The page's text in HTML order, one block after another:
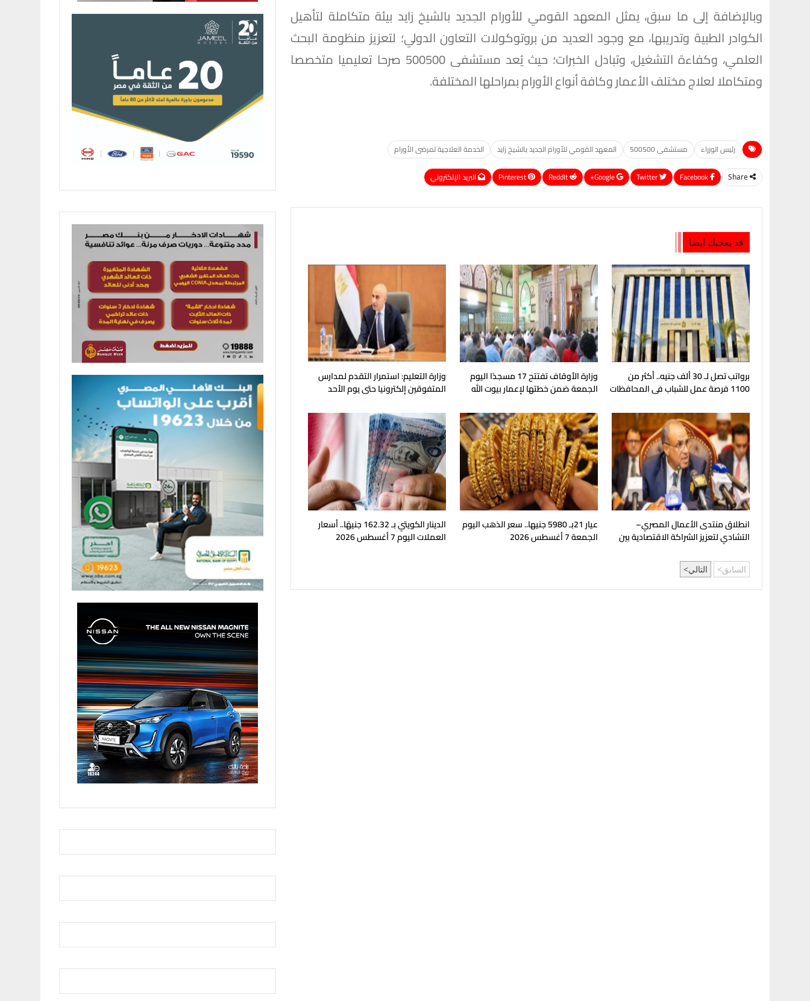
وبالإضافة إلى ما سبق، يمثل المعهد القومي للأورام الجديد بالشيخ زايد بيئة متكاملة لتأهيل
الكوادر الطبية وتدريبها، مع وجود العديد من بروتوكولات التعاون الدولي؛ لتعزيز منظومة البحث
العلمي، وكفاءة التشغيل، وتبادل الخبرات؛ حيث يُعد مستشفى 500500 صرحا تعليميا متخصصا
ومتكاملا لعلاج مختلف الأعمار وكافة أنواع الأورام بمراحلها المختلفة.
رئيس الوزراء مستشفى 500500 المعهد القومي للأورام الجديد بالشيخ زايد الخدمة العلاجية لمرضى الأورام
Share
Google+
ReddIt
Pinterest البريد الإلكتروني
قد يعجبك ايضا
برواتب تصل لـ 30 ألف جنيه.. أكثر من
1100 فرصة عمل للشباب فى المحافظات
وزارة الأوقاف تفتتح 17 مسجدًا اليوم
الجمعة ضمن خطتها لإعمار بيوت الله
وزارة التعليم: استمرار التقدم لمدارس
المتفوقين إلكترونيا حتى يوم الأحد
انطلاق منتدى الأعمال المصري–
التشادي لتعزيز الشراكة الاقتصادية بين
عيار 21بـ 5980 جنيها.. سعر الذهب اليوم
الجمعة 7 أغسطس 2026
الدينار الكويتي بـ 162.32 جنيهًا.. أسعار
العملات اليوم 7 أغسطس 2026
السابق التالي